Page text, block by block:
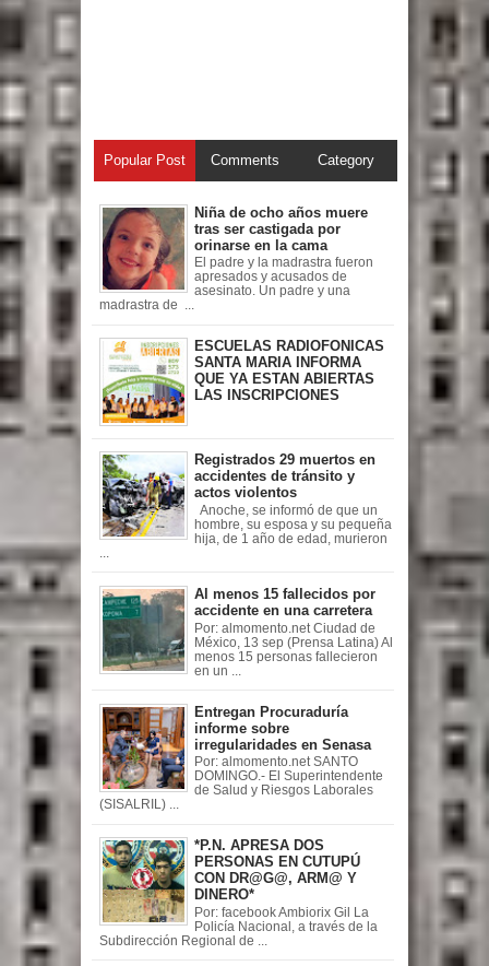
Popular Post Comments Category
Niña de ocho años muere
tras ser castigada por
orinarse en la cama
El padre y la madrastra fueron
apresados y acusados de
asesinato. Un padre y una
madrastra de ...
ESCUELAS RADIOFONICAS
SANTA MARIA INFORMA
QUE YA ESTAN ABIERTAS
LAS INSCRIPCIONES
Registrados 29 muertos en
accidentes de tránsito y
actos violentos
Anoche, se informó de que un
hombre, su esposa y su pequeña
hija, de 1 año de edad, murieron
Al menos 15 fallecidos por
accidente en una carretera
Por: almomento.net Ciudad de
México, 13 sep (Prensa Latina) Al
menos 15 personas fallecieron
en un ...
Entregan Procuraduría
informe sobre
irregularidades en Senasa
Por: almomento.net SANTO
DOMINGO.- El Superintendente
de Salud y Riesgos Laborales
(SISALRIL) ...
*P.N. APRESA DOS
PERSONAS EN CUTUPÚ
CON DR@G@, ARM@ Y
DINERO*
Por: facebook Ambiorix Gil La
Policía Nacional, a través de la
Subdirección Regional de ...